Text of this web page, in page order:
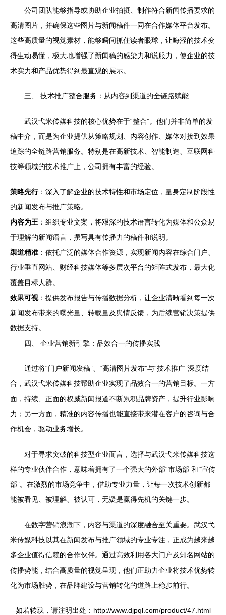
公司团队能够指导或协助企业拍摄、制作符合新闻传播要求的
高清图片，并确保这些图片与新闻稿件一同在合作媒体平台发布。
这些高质量的视觉素材，能够瞬间抓住读者眼球，让晦涩的技术变
得生动易懂，极大地增强了新闻稿的感染力和说服力，使企业的技
术实力和产品优势得到最直观的展示。
三、 技术推广整合服务：从内容到渠道的全链路赋能
武汉弋米传媒科技的核心优势在于“整合”。他们并非简单的发
稿中介，而是为企业提供从策略规划、内容创作、媒体对接到效果
追踪的全链路营销服务。特别是在高新技术、智能制造、互联网科
技等领域的技术推广上，公司拥有丰富的经验。
策略先行：深入了解企业的技术特性和市场定位，量身定制阶段性
的新闻发布与推广策略。
内容为王 ：组织专业文案，将艰深的技术语言转化为媒体和公众易
于理解的新闻语言，撰写具有传播力的稿件和说明。
渠道精准 ：依托广泛的媒体合作资源，实现新闻内容在综合门户、
行业垂直网站、财经科技媒体等多层次平台的矩阵式发布，最大化
覆盖目标人群。
效果可视：提供发布报告与传播数据分析，让企业清晰看到每一次
新闻发布带来的曝光量、转载量及舆情反馈，为后续营销决策提供
数据支持。
四、 企业营销新引擎：品效合一的传播实践
通过将“门户新闻发稿”、“高清图片发布”与“技术推广”深度结
合，武汉弋米传媒科技帮助企业实现了品效合一的营销目标。一方
面，持续、正面的权威新闻报道不断累积品牌资产，提升行业影响
力；另一方面，精准的内容传播也能直接带来潜在客户的咨询与合
作机会，驱动业务增长。
对于寻求突破的科技型企业而言，选择与武汉弋米传媒科技这
样的专业伙伴合作，意味着拥有了一个强大的外部“市场部”和“宣传
部”。在激烈的市场竞争中，借助专业力量，让每一次技术创新都
能被看见、被理解、被认可，无疑是赢得先机的关键一步。
在数字营销浪潮下，内容与渠道的深度融合至关重要。武汉弋
米传媒科技以其在新闻发布与推广领域的专业专注，正成为越来越
多企业值得信赖的合作伙伴。通过高效利用各大门户及知名网站的
传播势能，结合高质量的视觉呈现，他们正助力企业将技术优势转
化为市场胜势，在品牌建设与营销转化的道路上稳步前行。
如若转载，请注明出处：http://www.djpql.com/product/47.html